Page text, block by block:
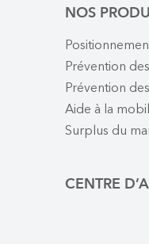
NOS
Prévention
Prévention
Aide à la
Surplus du
CENTRE